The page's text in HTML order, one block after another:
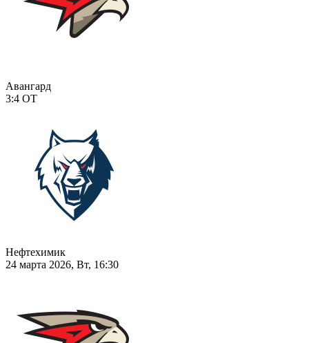
Авангард
3:4 ОТ
Нефтехимик
24 марта 2026, Вт, 16:30